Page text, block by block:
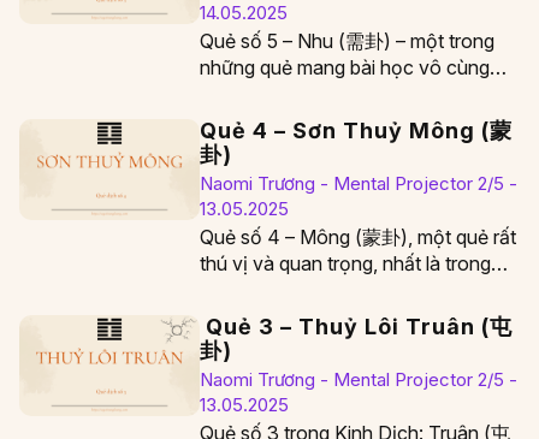
14.05.2025
Quẻ số 5 – Nhu (需卦) – một trong
những quẻ mang bài học vô cùng
Quẻ 4 – Sơn Thuỷ Mông (蒙
卦)
Naomi Trương - Mental Projector 2/5 -
13.05.2025
Quẻ số 4 – Mông (蒙卦), một quẻ rất
thú vị và quan trọng, nhất là trong
Quẻ 3 – Thuỷ Lôi Truân (屯
卦)
Naomi Trương - Mental Projector 2/5 -
13.05.2025
Quẻ số 3 trong Kinh Dịch: Truân (屯